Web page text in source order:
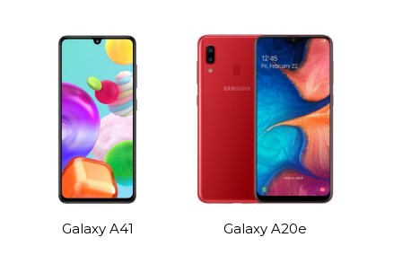
Galaxy A41 Galaxy A20e